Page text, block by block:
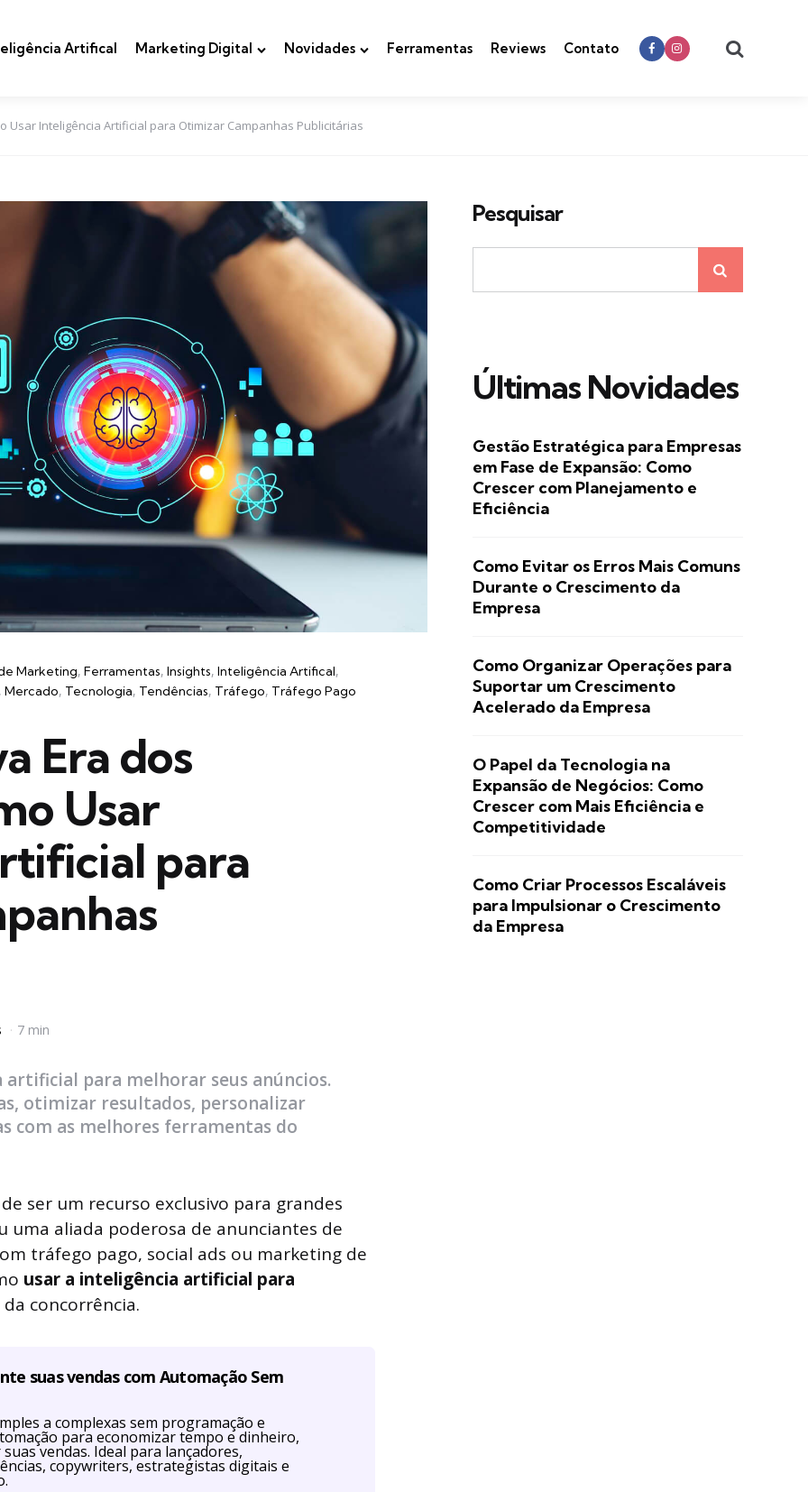
Artifical Marketing Digital Novidades Ferramentas Reviews Contato
Usar Inteligência Artificial para Otimizar Campanhas Publicitárias
Marketing Ferramentas Insights Inteligência Artifical
Mercado Tecnologia Tendências Tráfego Tráfego Pago
Era dos
Usar
para
7 min
para melhorar seus anúncios.
otimizar resultados, personalizar
com as melhores ferramentas do
ser um recurso exclusivo para grandes
uma aliada poderosa de anunciantes de
tráfego pago, social ads ou marketing de
usar a inteligência artificial para
concorrência.
suas vendas com Automação Sem
a complexas sem programação e
para economizar tempo e dinheiro,
vendas. Ideal para lançadores,
copywriters, estrategistas digitais e
Pesquisar
Últimas Novidades
Gestão Estratégica para Empresas
em Fase de Expansão: Como
Crescer com Planejamento e
Eficiência
Como Evitar os Erros Mais Comuns
Durante o Crescimento da
Empresa
Como Organizar Operações para
Suportar um Crescimento
Acelerado da Empresa
O Papel da Tecnologia na
Expansão de Negócios: Como
Crescer com Mais Eficiência e
Competitividade
Como Criar Processos Escaláveis
para Impulsionar o Crescimento
da Empresa